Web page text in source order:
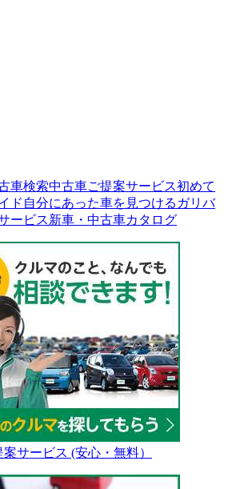
車検索中古車ご提案サービス初めて
ド 自分にあった車を見つける ガリバ
ービス新車・中古車カタログ
サービス (安心・無料）